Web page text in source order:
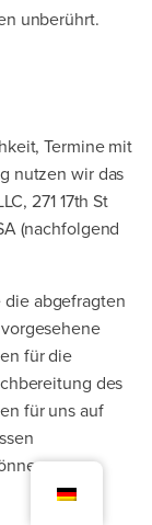
unberührt.
Termine mit
nutzen wir das
271 17th St
(nachfolgend
die abgefragten
für die
des
für uns auf